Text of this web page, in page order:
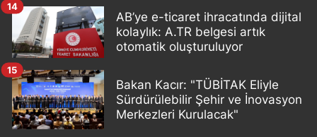
AB’ye e-ticaret ihracatında dijital
kolaylık: A.TR belgesi artık
otomatik oluşturuluyor
14
Bakan Kacır: "TÜBİTAK Eliyle
Sürdürülebilir Şehir ve İnovasyon
Merkezleri Kurulacak"
15